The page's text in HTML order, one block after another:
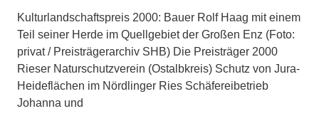
Kulturlandschaftspreis 2000: Bauer Rolf Haag mit einem
Teil seiner Herde im Quellgebiet der Großen Enz (Foto:
privat / Preisträgerarchiv SHB) Die Preisträger 2000
Rieser Naturschutzverein (Ostalbkreis) Schutz von Jura-
Heideflächen im Nördlinger Ries Schäfereibetrieb
Johanna und